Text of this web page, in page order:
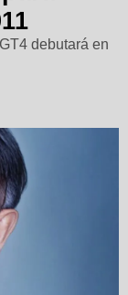
debutará en